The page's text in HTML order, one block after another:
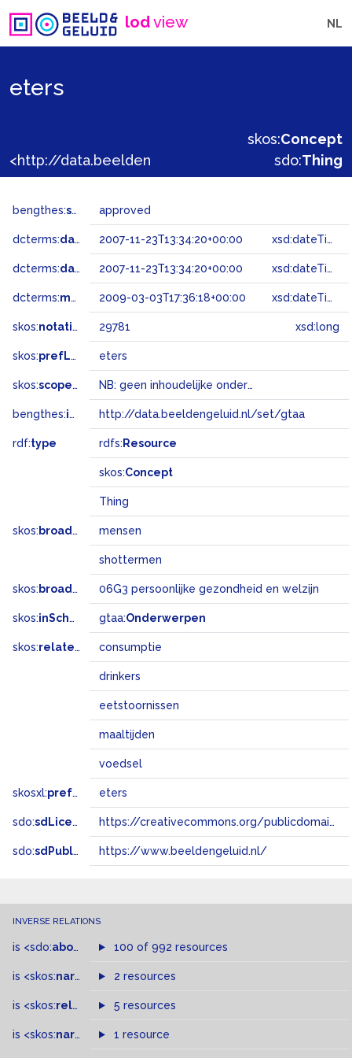
lodview NL
eters
skos:Concept
sdo:Thing
bengthes:status approved
dcterms:dateAccepted 2007-11-23T13:34:20+00:00 xsd:dateTime
dcterms:dateSubmitted 2007-11-23T13:34:20+00:00 xsd:dateTime
dcterms:modified 2009-03-03T17:36:18+00:00 xsd:dateTime
skos:notation 29781 xsd:long
skos:prefLabel eters
skos:scopeNote NB: geen inhoudelijke onderwerpsterm
bengthes:inSet http://data.beeldengeluid.nl/set/gtaa
rdf:type rdfs: Resource
skos:Concept
Thing
skos: broader mensen
shottermen
skos: broadMatch 06G3 persoonlijke gezondheid en welzijn
skos:inScheme gtaa:Onderwerpen
skos:related consumptie
drinkers
eetstoornissen
maaltijden
voedsel
skosxl:prefLabel eters
sdo:sdLicense https://creativecommons.org/publicdomain/zero/1.0/
sdo:sdPublisher https://www.beeldengeluid.nl/
INVERSE RELATIONS
is <sdo:about of 100 of 992 resources
is <skos:narrower of
2 resources
is <skos:related > of
5 resources
is <skos:narrowMatch >of
1 resource